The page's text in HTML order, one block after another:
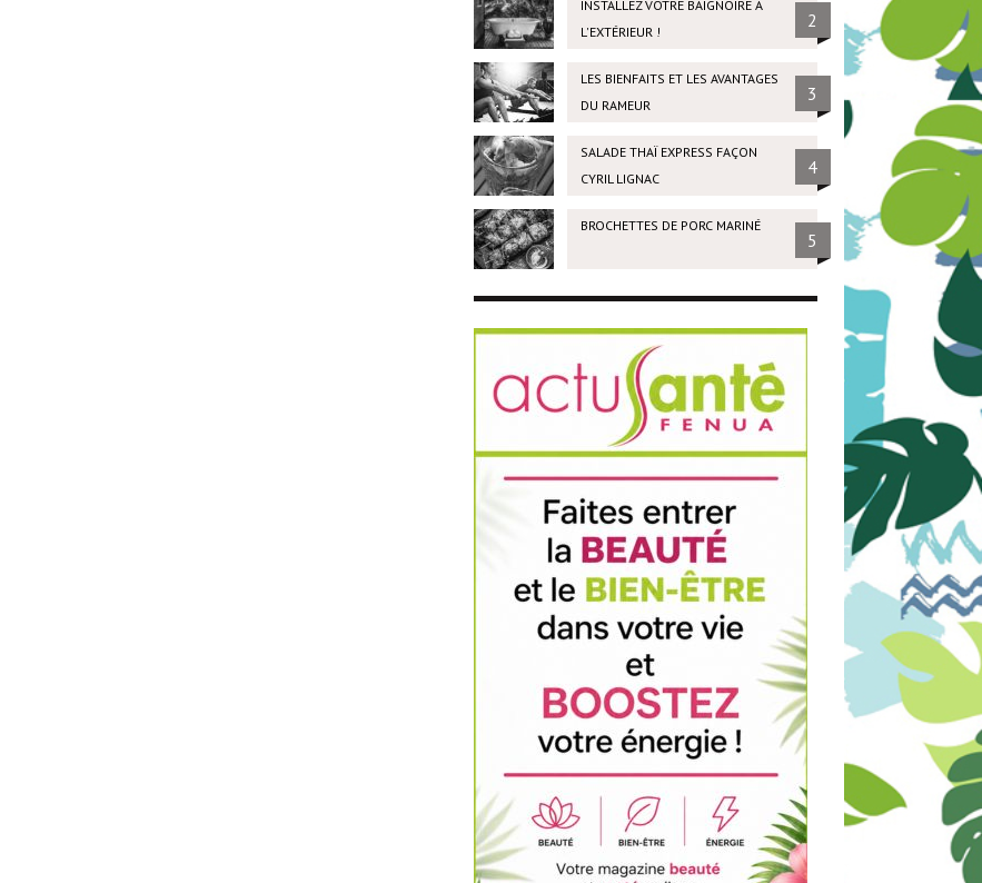
INSTALLEZ VOTRE BAIGNOIRE À
L'EXTÉRIEUR !
2
LES BIENFAITS ET LES AVANTAGES
DU RAMEUR
3
SALADE THAÏ EXPRESS FAÇON
CYRIL LIGNAC
4
BROCHETTES DE PORC MARINÉ
5